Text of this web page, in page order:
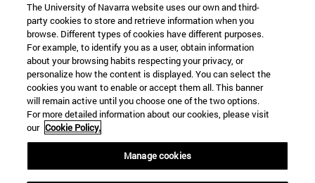
The University of Navarra website uses our own and third-
party cookies to store and retrieve information when you
browse. Different types of cookies have different purposes.
For example, to identify you as a user, obtain information
about your browsing habits respecting your privacy, or
personalize how the content is displayed. You can select the
cookies you want to enable or accept them all. This banner
will remain active until you choose one of the two options.
For more detailed information about our cookies, please visit
our Cookie Policy.
Manage cookies